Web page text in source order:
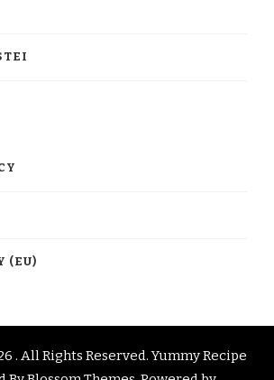
(EU)
. All Rights Reserved.Yummy Recipe